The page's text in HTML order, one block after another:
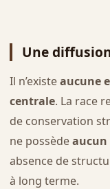
Une
Il n’existeaucune
centrale. La race
de conservation
ne possède
absence de
à long terme.